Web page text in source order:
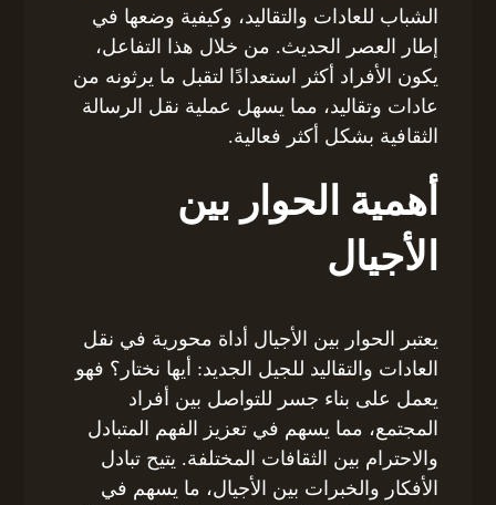
الشباب للعادات والتقاليد، وكيفية وضعها في
إطار العصر الحديث. من خلال هذا التفاعل،
يكون الأفراد أكثر استعدادًا لتقبل ما يرثونه من
عادات وتقاليد، مما يسهل عملية نقل الرسالة
الثقافية بشكل أكثر فعالية.
أهمية الحوار بين
الأجيال
يعتبر الحوار بين الأجيال أداة محورية في نقل
العادات والتقاليد للجيل الجديد: أيها نختار؟ فهو
يعمل على بناء جسر للتواصل بين أفراد
المجتمع، مما يسهم في تعزيز الفهم المتبادل
والاحترام بين الثقافات المختلفة. يتيح تبادل
الأفكار والخبرات بين الأجيال، ما يسهم في